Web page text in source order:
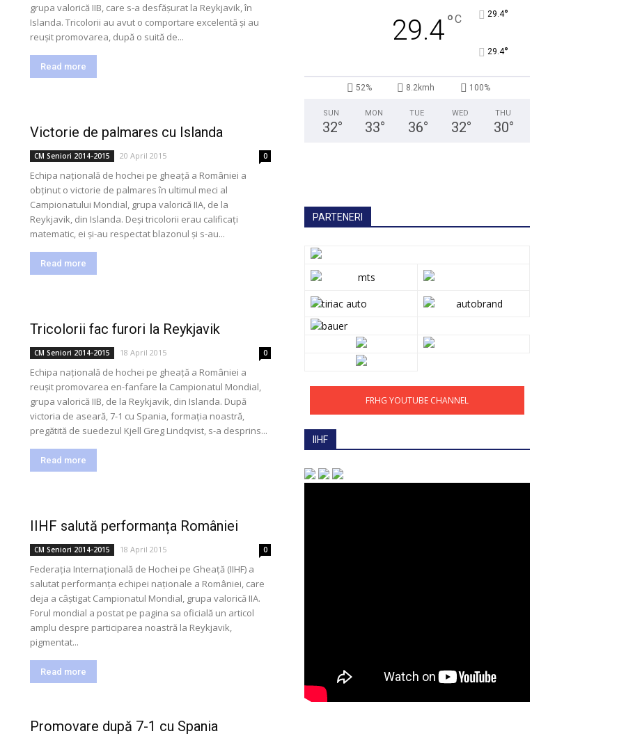
grupa valorică IIB, care s-a desfășurat la Reykjavik, în
Islanda. Tricolorii au avut o comportare excelentă și au
reușit promovarea, după o suită de...
Read more
Victorie de palmares cu Islanda
CM Seniori 2014-2015 20 April 2015 0
Echipa națională de hochei pe gheață a României a
obținut o victorie de palmares în ultimul meci al
Campionatului Mondial, grupa valorică IIA, de la
Reykjavik, din Islanda. Deși tricolorii erau calificați
matematic, ei și-au respectat blazonul și s-au...
Read more
Tricolorii fac furori la Reykjavik
CM Seniori 2014-2015 18 April 2015 0
Echipa națională de hochei pe gheață a României a
reușit promovarea en-fanfare la Campionatul Mondial,
grupa valorică IIB, de la Reykjavik, din Islanda. După
victoria de aseară, 7-1 cu Spania, formația noastră,
pregătită de suedezul Kjell Greg Lindqvist, s-a desprins...
Read more
IIHF salută performanța României
CM Seniori 2014-2015 18 April 2015 0
Federația Internațională de Hochei pe Gheață (IIHF) a
salutat performanța echipei naționale a României, care
deja a câștigat Campionatul Mondial, grupa valorică IIA.
Forul mondial a postat pe pagina sa oficială un articol
amplu despre participarea noastră la Reykjavik,
pigmentat...
Read more
Promovare după 7-1 cu Spania
29.4°C 29.4°
29.4°
52% 8.2kmh 100%
SUN
32°
MON
33°
TUE
36°
WED
32°
THU
30°
PARTENERI
FRHG YOUTUBE CHANNEL
IIHF